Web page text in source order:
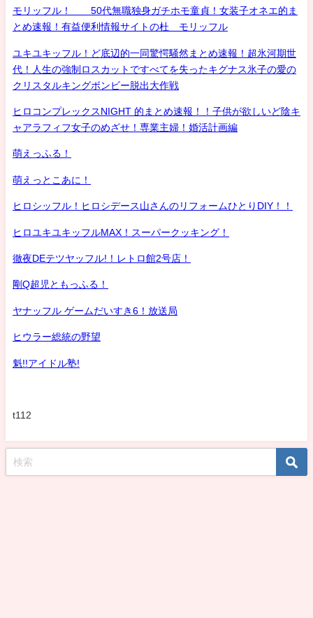
モリッフル！ 50代無職独身ガチホモ童貞！女装子オネエ的ま
とめ速報！有益便利情報サイトの杜 モリッフル
ユキユキッフル！ど底辺的一同驚愕騒然まとめ速報！超氷河期世
代！人生の強制ロスカットですべてを失ったキグナス氷子の愛の
クリスタルキングボンビー脱出大作戦
ヒロコンプレックスNIGHT 的まとめ速報！！子供が欲しいど陰キ
ャアラフィフ女子のめざせ！専業主婦！婚活計画編
萌えっふる！
萌えっとこあに！
ヒロシッフル！ヒロシデース山さんのリフォームひとりDIY！！
ヒロユキユキッフルMAX！スーパークッキング！
徹夜DEテツヤッフル!！レトロ館2号店！
剛Q超児ともっふる！
ヤナッフル ゲームだいすき6！放送局
ヒウラー総統の野望
魁!!アイドル塾!
t112